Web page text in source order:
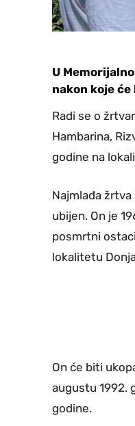
U
nakon koje
Radi se o
Hambarina,
godine na
Najmlađa
ubijen. On je
posmrtni
lokalitetu
On će biti
augustu 1992.
godine.